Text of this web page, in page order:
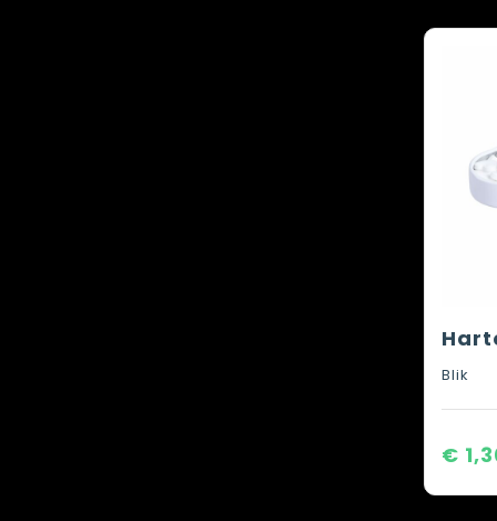
Blik
€